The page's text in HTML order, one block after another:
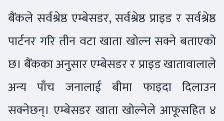
बैंकले सर्वश्रेष्ठ एम्बेसडर, सर्वश्रेष्ठ प्राइड र सर्वश्रेष्ठ
पार्टनर गरि तीन वटा खाता खोल्न सक्ने बताएको
छ। बैंकका अनुसार एम्बेसडर र प्राइड खातावालाले
अन्य पाँच जनालाई बीमा फाइदा दिलाउन
सक्नेछन्। एम्बेसडर खाता खोल्नेले आफूसहित ४